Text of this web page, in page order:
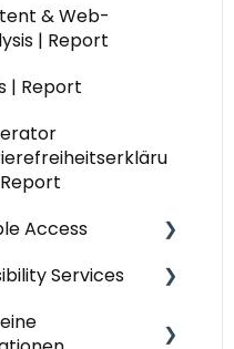
& Web-
| Report
| Report
Access
Fragen |
Services
& Seminare